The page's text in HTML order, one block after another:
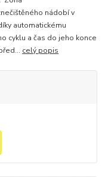
nádobí v
automatickému
cyklu a čas do jeho konce
celý popis